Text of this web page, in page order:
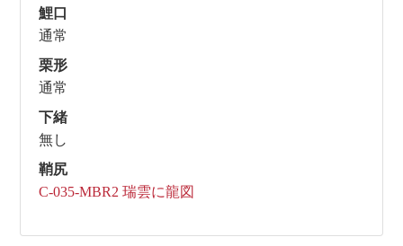
鯉口
通常
栗形
通常
下緒
無し
鞘尻
C-035-MBR2 瑞雲に龍図